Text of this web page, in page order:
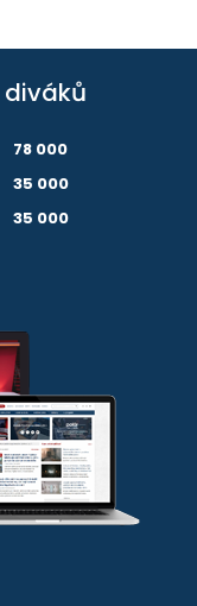
diváků
78 000
35 000
35 000